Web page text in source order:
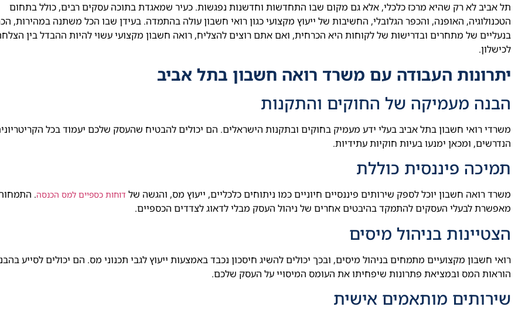
תל אביב לא רק שהיא מרכז כלכלי, אלא גם מקום שבו התחדשות וחדשנות נפגשות. כעיר שמאגדת בתוכה עסקים רבים, כולל בתחום
הטכנולוגיה, האופנה, והכפר הגלובלי, החשיבות של ייעוץ מקצועי כגון רואי חשבון עולה בהתמדה. בעידן שבו הכל משתנה במהירות,
בנעליים של מתחרים ובדרישות של לקוחות היא הכרחית, ואם אתם רוצים להצליח, רואה חשבון מקצועי עשוי להיות ההבדל בין
לכישלון.
יתרונות העבודה עם משרד רואה חשבון בתל אביב
הבנה מעמיקה של החוקים והתקנות
משרדי רואי חשבון בתל אביב בעלי ידע מעמיק בחוקים ובתקנות הישראלים. הם יכולים להבטיח שהעסק שלכם יעמוד בכל
הנדרשים, ומכאן ימנעו בעיות חוקיות עתידיות.
תמיכה פיננסית כוללת
משרד רואה חשבון יוכל לספק שירותים פיננסיים חיוניים כמו ניתוחים כלכליים, ייעוץ מס, והגשה של דוחות כספיים למס הכנסה.
מאפשרת לבעלי העסקים להתמקד בהיבטים אחרים של ניהול העסק מבלי לדאוג לצדדים הכספיים.
הצטיינות בניהול מיסים
רואי חשבון מקצועיים מתמחים בניהול מיסים, ובכך יכולים להשיג חיסכון נכבד באמצעות ייעוץ לגבי תכנוני מס. הם יכולים לסייע
הוראות המס ובמציאת פתרונות שיפחיתו את העומס המיסויי על העסק שלכם.
שירותים מותאמים אישית